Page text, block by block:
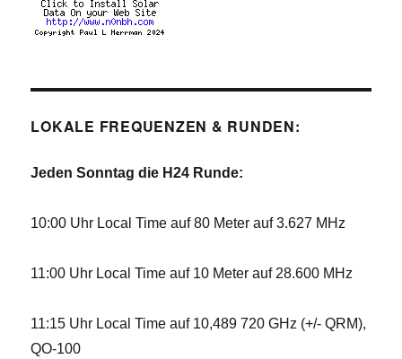
LOKALE FREQUENZEN & RUNDEN:
Jeden Sonntag die H24 Runde:
10:00 Uhr Local Time auf 80 Meter auf 3.627 MHz
11:00 Uhr Local Time auf 10 Meter auf 28.600 MHz
11:15 Uhr Local Time auf 10,489 720 GHz (+/- QRM),
QO-100